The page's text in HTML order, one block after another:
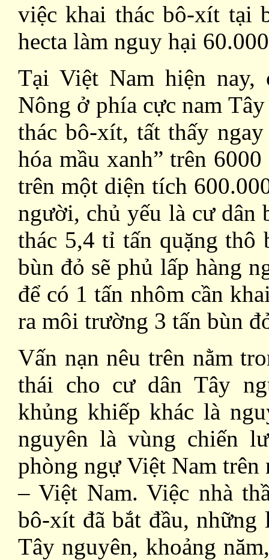
việc khai thác bô-xít tại
hecta làm nguy hại
Tại Việt Nam hiện
Nông ở phía cực nam
thác bô-xít, tất thấy
hóa mầu xanh” trên
trên một diện tích
người, chủ yếu là cư dân
thác 5,4 tỉ tấn quặng
bùn đỏ sẽ phủ lấp hàng
để có 1 tấn nhôm cần
ra môi trường 3 tấn bùn
Vấn nạn nêu trên nằm
thái cho cư dân Tây
khủng khiếp khác là
nguyên là vùng chiến
phòng ngự Việt Nam
– Việt Nam. Việc nhà
bô-xít đã bắt đầu,
Tây nguyên, khoảng